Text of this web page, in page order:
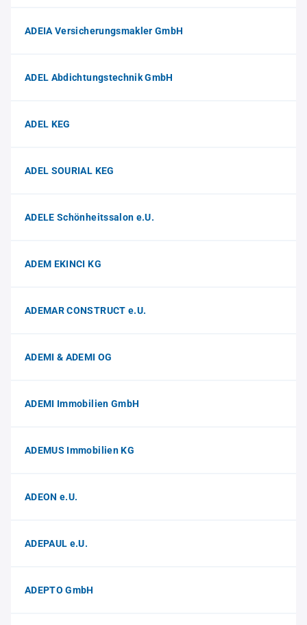
ADEIA Versicherungsmakler GmbH
ADEL Abdichtungstechnik GmbH
ADEL KEG
ADEL SOURIAL KEG
ADELE Schönheitssalon e.U.
ADEM EKINCI KG
ADEMAR CONSTRUCT e.U.
ADEMI & ADEMI OG
ADEMI Immobilien GmbH
ADEMUS Immobilien KG
ADEON e.U.
ADEPAUL e.U.
ADEPTO GmbH